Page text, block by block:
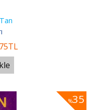
TL
%35